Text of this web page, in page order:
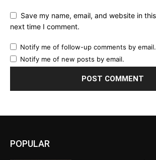
Save my name, email, and website in
next time I comment.
Notify me of follow-up comments by email.
Notify me of new posts by email.
POPULAR